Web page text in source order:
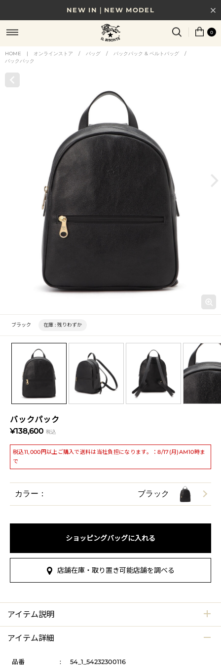
NEW IN｜NEW MODEL
8/17(月)10時まで｜税込11,000円以上で送料無料
贈る相手やシーンから選べる、新しいギフトガイド
0
HOME | オンラインストア / バッグ / バックパック & ベルトバッグ
/
バックパック
バックパック
¥138,600 税込
税込11,000円以上ご購入で送料は当社負担になります。：8/17(月)AM10時ま
で
ブラック 在庫 : 残りわずか
カラー： ブラック
ショッピングバッグに入れる
店舗在庫・取り置き可能店舗を調べる
アイテム説明
アイテム詳細
品番 :
54_1_54232300116